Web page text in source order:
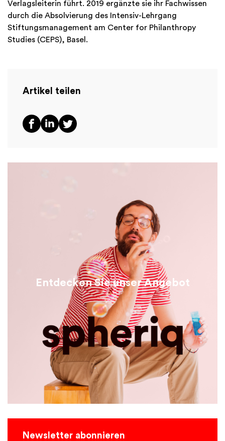
Verlagsleiterin führt. 2019 ergänzte sie ihr Fachwissen
durch die Absolvierung des Intensiv-Lehrgang
Stiftungsmanagement am Center for Philanthropy
Studies (CEPS), Basel.
Artikel teilen
Entdecken Sie unser Angebot
Newsletter abonnieren